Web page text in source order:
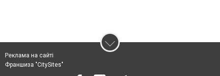
Реклама на сайті
Франшиза "CitySites"